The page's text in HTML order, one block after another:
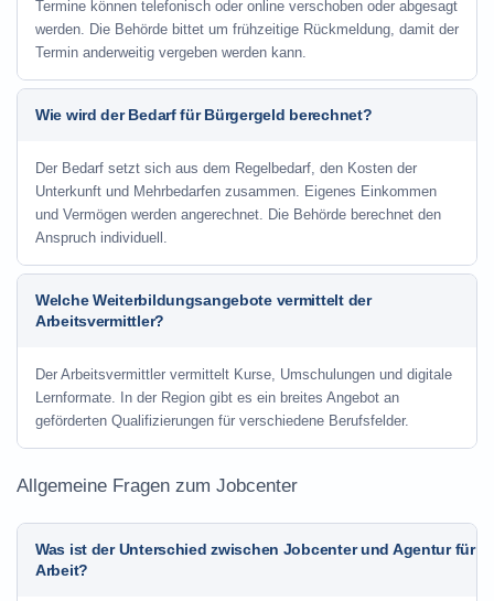
Termine können telefonisch oder online verschoben oder abgesagt
werden. Die Behörde bittet um frühzeitige Rückmeldung, damit der
Termin anderweitig vergeben werden kann.
Wie wird der Bedarf für Bürgergeld berechnet?
Der Bedarf setzt sich aus dem Regelbedarf, den Kosten der
Unterkunft und Mehrbedarfen zusammen. Eigenes Einkommen
und Vermögen werden angerechnet. Die Behörde berechnet den
Anspruch individuell.
Welche Weiterbildungsangebote vermittelt der
Arbeitsvermittler?
Der Arbeitsvermittler vermittelt Kurse, Umschulungen und digitale
Lernformate. In der Region gibt es ein breites Angebot an
geförderten Qualifizierungen für verschiedene Berufsfelder.
Allgemeine Fragen zum Jobcenter
Was ist der Unterschied zwischen Jobcenter und Agentur für
Arbeit?